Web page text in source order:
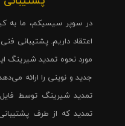
در سوپر سیسیکم، ما به
اعتقاد داریم. پشتیبانی
مورد نحوه تمدید شیرینگ
جدید و نوینی را ارائه
تمدید شیرینگ توسط
تمدید که از طرف